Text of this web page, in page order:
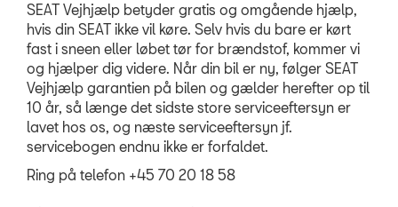
RESERVEDELE
NYHEDER
SEAT Vejhjælp betyder gratis og omgående hjælp,
hvis din SEAT ikke vil køre. Selv hvis du bare er kørt
fast i sneen eller løbet tør for brændstof, kommer vi
og hjælper dig videre. Når din bil er ny, følger SEAT
Vejhjælp garantien på bilen og gælder herefter op til
10 år, så længe det sidste store serviceeftersyn er
lavet hos os, og næste serviceeftersyn jf.
servicebogen endnu ikke er forfaldet.
Ring på telefon +45 70 20 18 58